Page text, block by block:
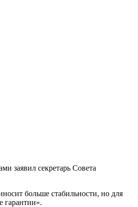
заявил секретарь Совета
больше стабильности, но для
гарантии».